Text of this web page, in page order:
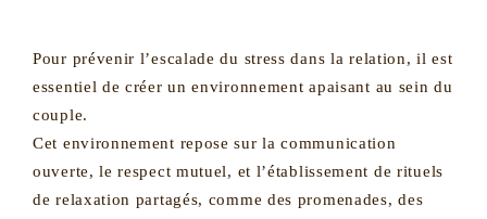
Pour prévenir l’escalade du stress dans la relation, il est
essentiel de créer un environnement apaisant au sein du
couple.
Cet environnement repose sur la communication
ouverte, le respect mutuel, et l’établissement de rituels
de relaxation partagés, comme des promenades, des